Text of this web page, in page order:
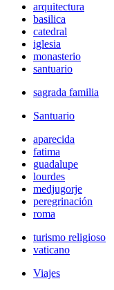
arquitectura
basilica
catedral
iglesia
monasterio
santuario
sagrada familia
Santuario
aparecida
fatima
guadalupe
lourdes
medjugorje
peregrinación
roma
turismo religioso
vaticano
Viajes